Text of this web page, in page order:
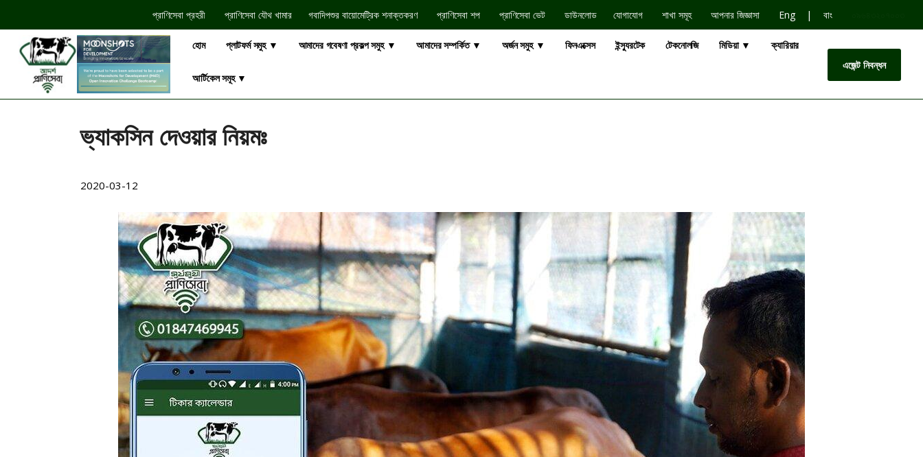
প্রাণিসেবা প্রহরী প্রাণিসেবা যৌথ খামার​ গবাদিপশুর বায়োমেট্রিক শনাক্তকরণ প্রাণিসেবা শপ প্রাণিসেবা ভেট ডাউনলোড​ যোগাযোগ শাখা সমূহ আপনার জিজ্ঞাসা Eng | বাং
হোম প্লাটফর্ম সমুহ ▼ আমাদের গবেষণা প্রকল্প সমুহ ▼ আমাদের সম্পর্কিত ▼ অর্জন সমুহ ▼ ফিনএক্সেস ইন্স্যুরটেক টেকনোলজি মিডিয়া ▼ ক্যারিয়ার
আর্টিকেল সমূহ ▼
এজেন্ট নিবন্ধন
ভ্যাকসিন দেওয়ার নিয়মঃ
2020-03-12